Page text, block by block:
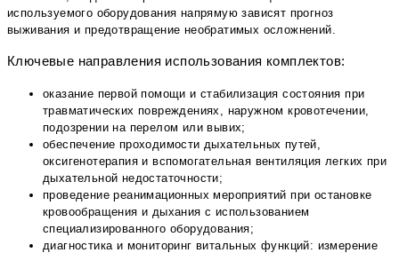
используемого оборудования напрямую зависят прогноз
выживания и предотвращение необратимых осложнений.
Ключевые направления использования комплектов:
оказание первой помощи и стабилизация состояния при
травматических повреждениях, наружном кровотечении,
подозрении на перелом или вывих;
обеспечение проходимости дыхательных путей,
оксигенотерапия и вспомогательная вентиляция легких при
дыхательной недостаточности;
проведение реанимационных мероприятий при остановке
кровообращения и дыхания с использованием
специализированного оборудования;
диагностика и мониторинг витальных функций: измерение